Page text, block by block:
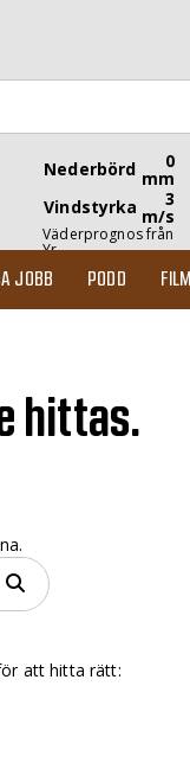
Nederbörd 0
mm
Vindstyrka
3
m/s
Väderprognos från
Yr
JOBB PODD FILM
hittas.
att hitta rätt: